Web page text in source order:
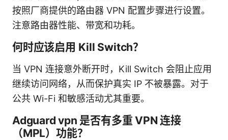
按照厂商提供的路由器 VPN 配置步骤进行设置。
注意路由器性能、带宽和功耗。
何时应该启用 Kill Switch？
当 VPN 连接意外断开时，Kill Switch 会阻止应用
继续访问网络，从而保护真实 IP 不被暴露。对于
公共 Wi-Fi 和敏感活动尤其重要。
Adguard vpn 是否有多重 VPN 连接
（MPL）功能？